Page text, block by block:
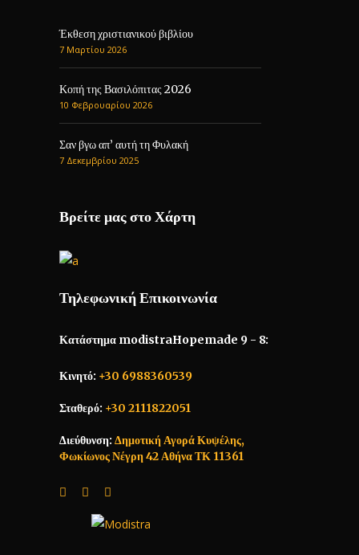
Έκθεση χριστιανικού βιβλίου
7 Μαρτίου 2026
Κοπή της Βασιλόπιτας 2026
10 Φεβρουαρίου 2026
Σαν βγω απ’ αυτή τη Φυλακή
7 Δεκεμβρίου 2025
Βρείτε μας στο Χάρτη
Τηλεφωνική Επικοινωνία
Κατάστημα modistraHopemade 9 - 8:
Κινητό: +30 6988360539
Σταθερό: +30 2111822051
Διεύθυνση: Δημοτική Αγορά Κυψέλης,
Φωκίωνος Νέγρη 42 Αθήνα ΤΚ 11361